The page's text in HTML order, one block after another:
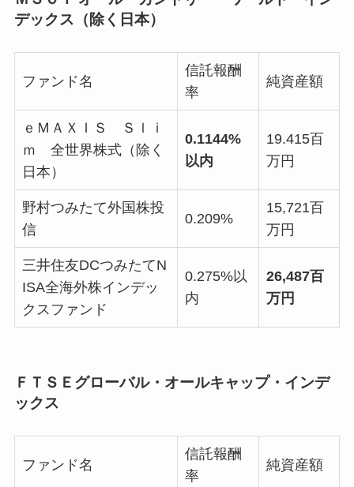
デックス（除く日本）
ファンド名
信託報酬
率
純資産額
ｅＭＡＸＩＳ Ｓｌｉ
ｍ 全世界株式（除く
日本）
0.1144%
以内
19.415百
万円
野村つみたて外国株投
信
0.209%
15,721百
万円
三井住友DCつみたてN
ISA全海外株インデッ
クスファンド
0.275%以
内
26,487百
万円
ＦＴＳＥグローバル・オールキャップ・インデ
ックス
ファンド名
信託報酬
率
純資産額